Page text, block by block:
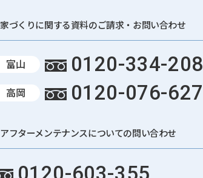
家づくりに関する資料のご請求・お問い合わせ
富山 0120-334-208
高岡 0120-076-627
アフターメンテナンスについての問い合わせ